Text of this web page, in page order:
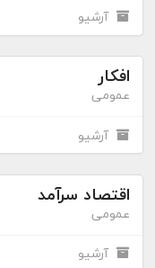
آرشیو
افکار
عمومی
آرشیو
اقتصاد سرآمد
عمومی
آرشیو